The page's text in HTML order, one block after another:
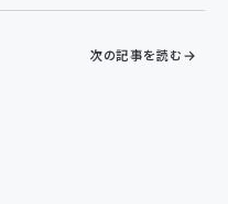
次の記事を読む